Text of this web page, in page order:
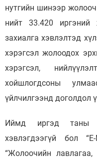
нутгийн шинээр
нийт 33.420 иргэний
захиалга хэвлэлтэд
хэрэгсэл жолоодох
хэрэгсэл,
хойшлогдсоны
үйлчилгээнд доголдол
Иймд иргэд таны
хэвлэгдээгүй бол
“Жолоочийн